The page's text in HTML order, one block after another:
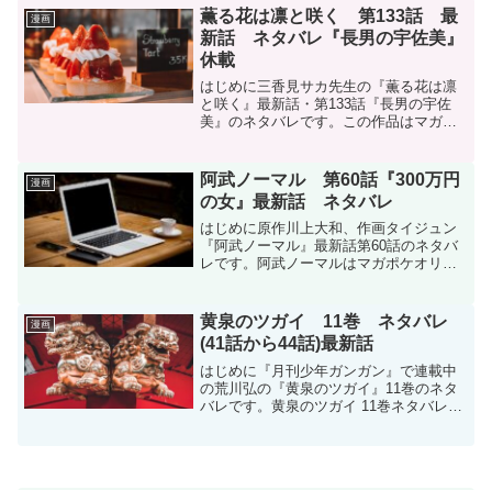
では、ねずみが水鳥に「ありがと水鳥」
「水鳥のこと殺しに行...
漫画
薫る花は凛と咲く 第133話 最
新話 ネタバレ『長男の宇佐美』
休載
はじめに三香見サカ先生の『薫る花は凛
と咲く』最新話・第133話『長男の宇佐
美』のネタバレです。この作品はマガポ
は14巻まで発売中です。薫る花は凛と咲
く - 三香見サ...
漫画
阿武ノーマル 第60話『300万円
の女』最新話 ネタバレ
はじめに原作川上大和、作画タイジュン
『阿武ノーマル』最新話第60話のネタバ
レです。阿武ノーマルはマガポケオリジ
原作/川上大和 作画/タイジュン / 【第60
話】...
漫画
黄泉のツガイ 11巻 ネタバレ
(41話から44話)最新話
はじめに『月刊少年ガンガン』で連載中
の荒川弘の『黄泉のツガイ』11巻のネタ
バレです。黄泉のツガイ 11巻ネタバレ前